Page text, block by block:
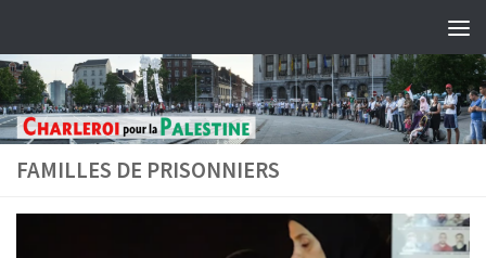
FAMILLES DE PRISONNIERS